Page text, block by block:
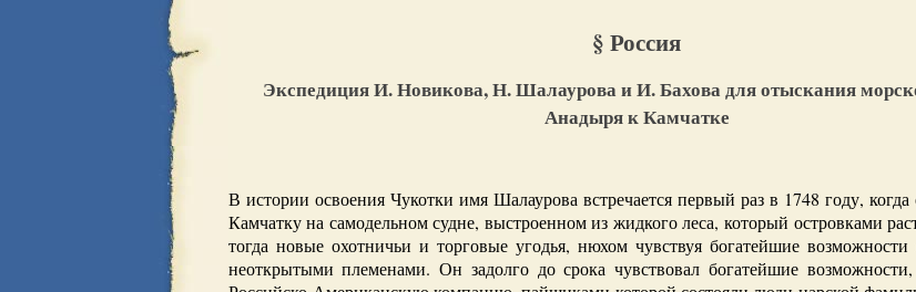
§ Россия
Экспедиция И. Новикова, Н. Шалаурова и И. Бахова для отыскания
Анадыря к Камчатке
В истории освоения Чукотки имя Шалаурова встречается первый раз в 1748 году,
Камчатку на самодельном судне, выстроенном из жидкого леса, который островками
тогда новые охотничьи и торговые угодья, нюхом чувствуя богатейшие
неоткрытыми племенами. Он задолго до срока чувствовал богатейшие